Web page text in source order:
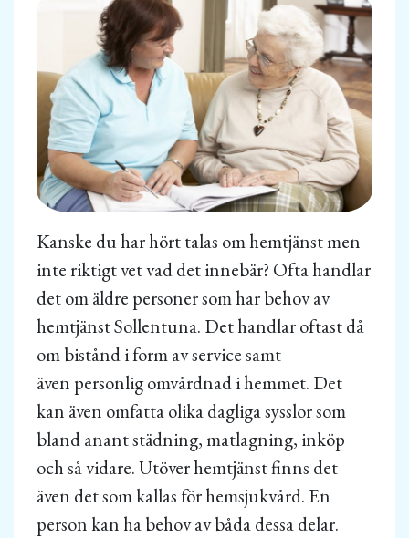
Kanske du har hört talas om hemtjänst men
inte riktigt vet vad det innebär? Ofta handlar
det om äldre personer som har behov av
hemtjänst Sollentuna. Det handlar oftast då
om bistånd i form av service samt
även personlig omvårdnad i hemmet. Det
kan även omfatta olika dagliga sysslor som
bland anant städning, matlagning, inköp
och så vidare. Utöver hemtjänst finns det
även det som kallas för hemsjukvård. En
person kan ha behov av båda dessa delar.